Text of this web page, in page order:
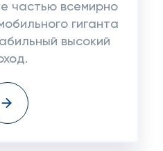
частью всемирно
гиганта
высокий